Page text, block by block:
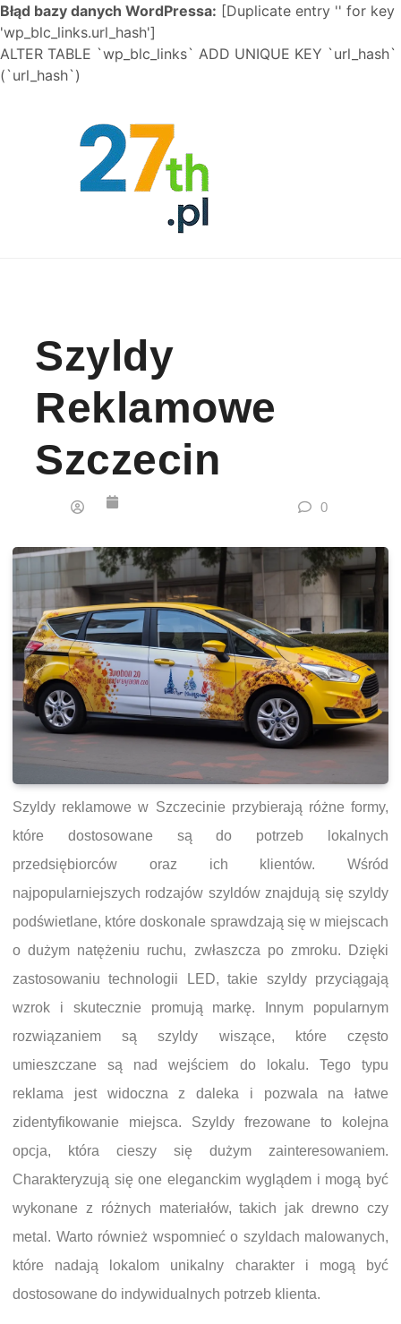
Błąd bazy danych WordPressa: [Duplicate entry '' for key
'wp_blc_links.url_hash']
ALTER TABLE `wp_blc_links` ADD UNIQUE KEY `url_hash`
(`url_hash`)
Szyldy
Reklamowe
Szczecin
0
Szyldy reklamowe w Szczecinie przybierają różne formy,
które dostosowane są do potrzeb lokalnych
przedsiębiorców oraz ich klientów. Wśród
najpopularniejszych rodzajów szyldów znajdują się szyldy
podświetlane, które doskonale sprawdzają się w miejscach
o dużym natężeniu ruchu, zwłaszcza po zmroku. Dzięki
zastosowaniu technologii LED, takie szyldy przyciągają
wzrok i skutecznie promują markę. Innym popularnym
rozwiązaniem są szyldy wiszące, które często
umieszczane są nad wejściem do lokalu. Tego typu
reklama jest widoczna z daleka i pozwala na łatwe
zidentyfikowanie miejsca. Szyldy frezowane to kolejna
opcja, która cieszy się dużym zainteresowaniem.
Charakteryzują się one eleganckim wyglądem i mogą być
wykonane z różnych materiałów, takich jak drewno czy
metal. Warto również wspomnieć o szyldach malowanych,
które nadają lokalom unikalny charakter i mogą być
dostosowane do indywidualnych potrzeb klienta.